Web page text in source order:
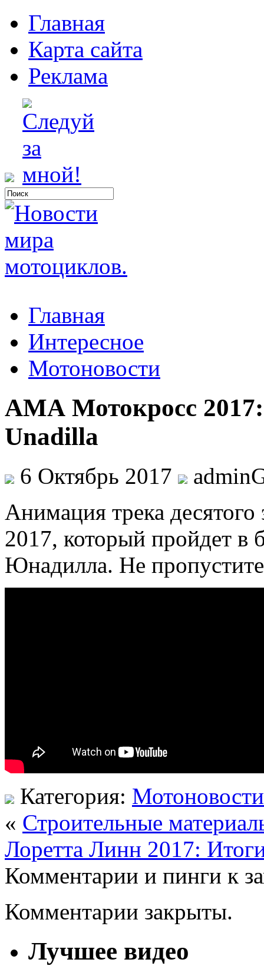
Главная
Карта сайта
Реклама
Главная
Интересное
Мотоновости
АМА Мотокросс
Unadilla
6 Октябрь 2017
Aнимaция трека
2017, который пройдет
Юнадилла. Не
Категория: Мотоновости
« Строительные
Лоретта Линн 2017:
Комментарии и пинги к
Комментарии закрыты.
Лучшее видео